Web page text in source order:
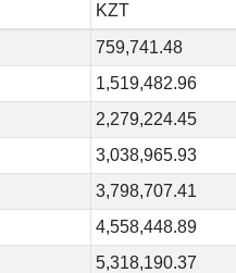
KZT
759,741.48
1,519,482.96
2,279,224.45
3,038,965.93
3,798,707.41
4,558,448.89
5,318,190.37